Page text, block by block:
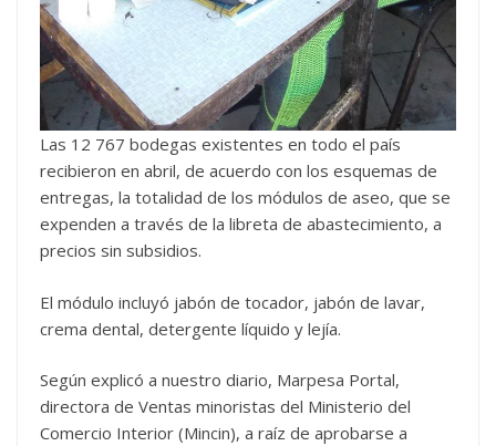
Las 12 767 bodegas existentes en todo el país
recibieron en abril, de acuerdo con los esquemas de
entregas, la totalidad de los módulos de aseo, que se
expenden a través de la libreta de abastecimiento, a
precios sin subsidios.
El módulo incluyó jabón de tocador, jabón de lavar,
crema dental, detergente líquido y lejía.
Según explicó a nuestro diario, Marpesa Portal,
directora de Ventas minoristas del Ministerio del
Comercio Interior (Mincin), a raíz de aprobarse a